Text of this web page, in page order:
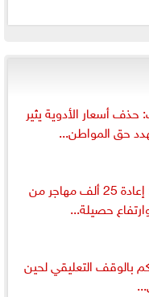
أسعار الأدوية يثير
حق المواطن...
”الداخلية” الإسبانية: إعادة 25 ألف مهاجر من
حصيلة...
بالوقف التعليقي لحين